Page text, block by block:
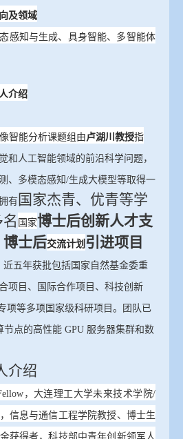
及领域
感知与生成、具身智能、多智能体
介绍
智能分析课题组由卢湖川教授指
和人工智能领域的前沿科学问题，
、多模态感知/生成大模型等取得一
有 国家杰青、优青等学
国家博士后创新人才支
士后交流计划 引进项目
近五年获批包括国家自然基金委重
项目、国际合作项目、科技创新
项等多项国家级科研项目。团队已
节点的高性能 GPU 服务器集群和数
介绍
，大连理工大学未来技术学院/
信息与通信工程学院教授、博士生
获得者，科技部中青年创新领军人